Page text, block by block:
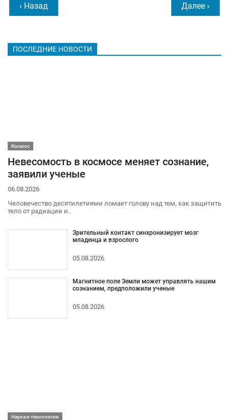
‹ Назад Далее ›
ПОСЛЕДНИЕ НОВОСТИ
Космос
Невесомость в космосе меняет сознание,
заявили ученые
06.08.2026
Человечество десятилетиями ломает голову над тем, как защитить
тело от радиации и..
Зрительный контакт синхронизирует мозг
младенца и взрослого
05.08.2026
Магнитное поле Земли может управлять нашим
сознанием, предположили ученые
05.08.2026
Наука и технологии